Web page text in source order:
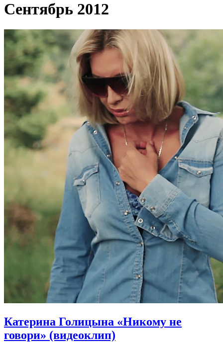
Сентябрь 2012
Катерина Голицына «Никому не
говори» (видеоклип)